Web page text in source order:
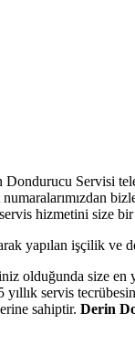
Dondurucu Servisi
hizmetini size bir
yapılan işçilik ve
olduğunda size en
yıllık servis
sahiptir. Derin